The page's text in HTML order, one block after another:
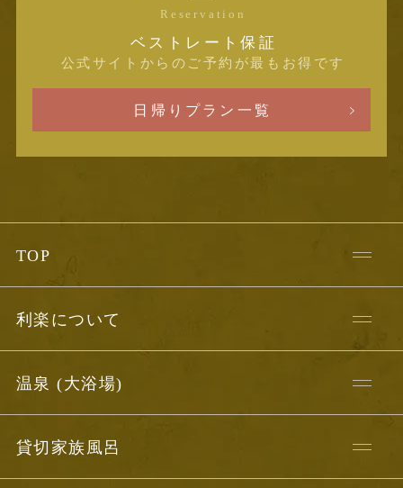
Reservation
ベストレート保証
公式サイトからのご予約が最もお得です
日帰りプラン一覧
TOP
利楽について
温泉 (大浴場)
貸切家族風呂